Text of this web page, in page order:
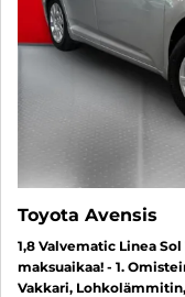
Toyota Avensis
1,8 Valvematic Linea
maksuaikaa! - 1.
Vakkari,